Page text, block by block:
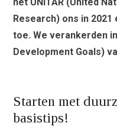
Research) ons in 2021
toe. We verankerden
Development Goals)
Starten met
basistips!